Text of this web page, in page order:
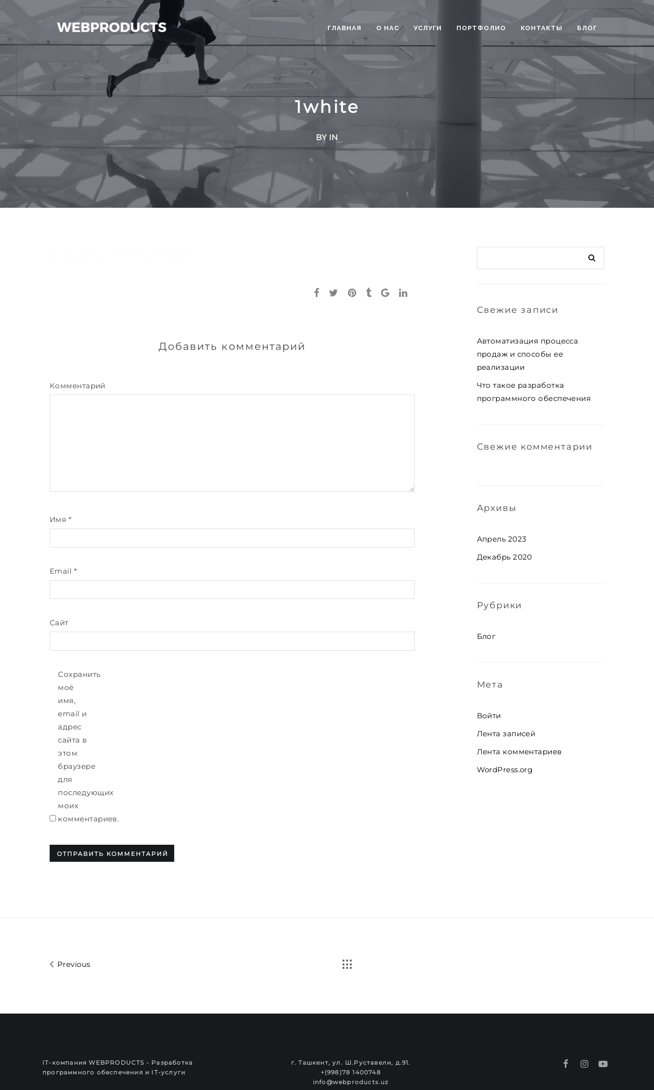
ГЛАВНАЯ О НАС УСЛУГИ ПОРТФОЛИО КОНТАКТЫ БЛОГ
1white
BY IN
Добавить комментарий
Комментарий
Имя *
Email *
Сайт
Сохранить
моё
имя,
email и
адрес
сайта в
этом
браузере
для
последующих
моих
комментариев.
Свежие записи
Автоматизация процесса
продаж и способы ее
реализации
Что такое разработка
программного обеспечения
Свежие комментарии
Архивы
Апрель 2023
Декабрь 2020
Рубрики
Блог
Мета
Войти
Лента записей
Лента комментариев
WordPress.org
Previous
IT-компания WEBPRODUCTS - Разработка
программного обеспечения и IT-услуги
г. Ташкент, ул. Ш.Руставели, д.91.
+(998)78 1400748
info@webproducts.uz